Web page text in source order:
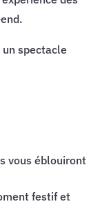
un spectacle
vous éblouiront
festif et